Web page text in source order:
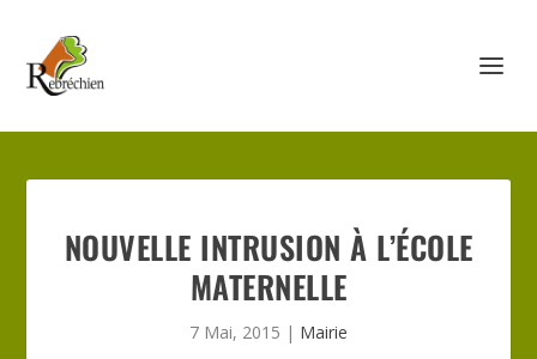
NOUVELLE INTRUSION À L’ÉCOLE
MATERNELLE
7 Mai, 2015 | Mairie